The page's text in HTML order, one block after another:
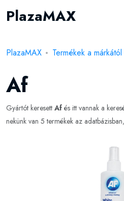
PlazaMAX
PlazaMAX Termékek a
Af
Gyártót keresett Af és itt vannak a
nekünk van 5 termékek az